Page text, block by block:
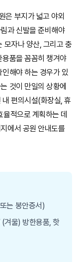
은 부지가 넓고 야외
과 신발을 준비해야
모자나 양산, 그리고 충
품을 꼼꼼히 챙겨야
해야 하는 경우가 있
것이 만일의 상황에
편의시설(화장실, 휴
적으로 계획하는 데
에서 공원 안내도를
는 봉안증서)
겨울) 방한용품, 핫